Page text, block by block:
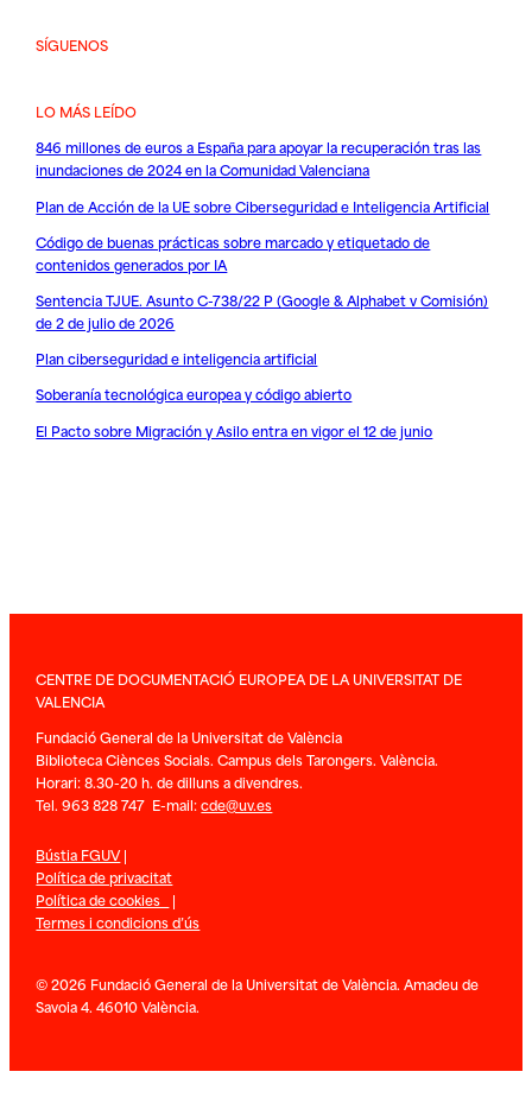
SÍGUENOS
LO MÁS LEÍDO
846 millones de euros a España para apoyar la recuperación tras las
inundaciones de 2024 en la Comunidad Valenciana
Plan de Acción de la UE sobre Ciberseguridad e Inteligencia Artificial
Código de buenas prácticas sobre marcado y etiquetado de
contenidos generados por IA
Sentencia TJUE. Asunto C-738/22 P (Google & Alphabet v Comisión)
de 2 de julio de 2026
Plan ciberseguridad e inteligencia artificial
Soberanía tecnológica europea y código abierto
El Pacto sobre Migración y Asilo entra en vigor el 12 de junio
CENTRE DE DOCUMENTACIÓ EUROPEA DE LA UNIVERSITAT DE
VALENCIA
Fundació General de la Universitat de València
Biblioteca Ciènces Socials. Campus dels Tarongers. València.
Horari: 8.30-20 h. de dilluns a divendres.
Tel. 963 828 747 E-mail:cde@uv.es
Bústia FGUV|
Política de privacitat
Política de cookies |
Termes i condicions d’ús
© 2026 Fundació General de la Universitat de València. Amadeu de
Savoia 4. 46010 València.